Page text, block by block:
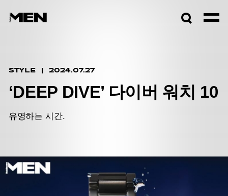
STYLE 2024.07.27
‘DEEP DIVE’ 다이버 워치 10
유영하는 시간.